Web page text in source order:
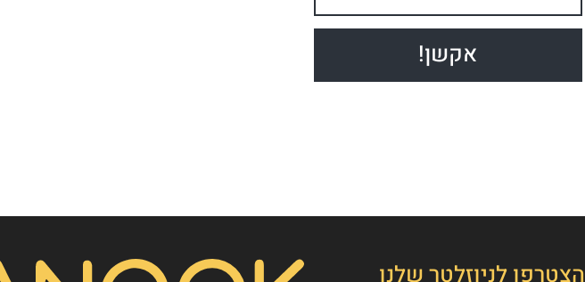
הצטרפו לניוזלטר שלנו
איך אפשר לעזור לכם היום?